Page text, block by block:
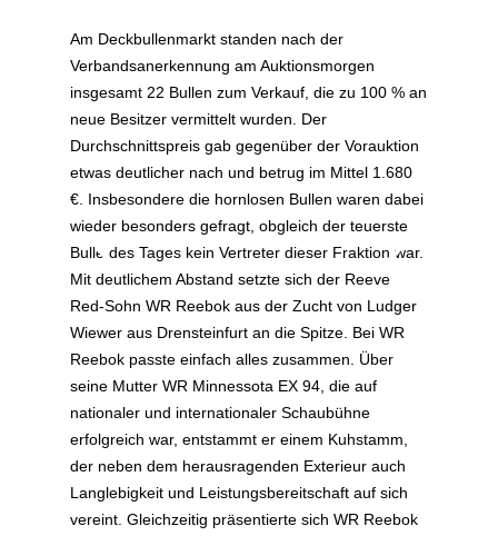
Am Deckbullenmarkt standen nach der
Verbandsanerkennung am Auktionsmorgen
insgesamt 22 Bullen zum Verkauf, die zu 100 % an
neue Besitzer vermittelt wurden. Der
Durchschnittspreis gab gegenüber der Vorauktion
etwas deutlicher nach und betrug im Mittel 1.680
€. Insbesondere die hornlosen Bullen waren dabei
wieder besonders gefragt, obgleich der teuerste
Bulle des Tages kein Vertreter dieser Fraktion war.
Mit deutlichem Abstand setzte sich der Reeve
Red-Sohn WR Reebok aus der Zucht von Ludger
Wiewer aus Drensteinfurt an die Spitze. Bei WR
Reebok passte einfach alles zusammen. Über
seine Mutter WR Minnessota EX 94, die auf
nationaler und internationaler Schaubühne
erfolgreich war, entstammt er einem Kuhstamm,
der neben dem herausragenden Exterieur auch
Langlebigkeit und Leistungsbereitschaft auf sich
vereint. Gleichzeitig präsentierte sich WR Reebok